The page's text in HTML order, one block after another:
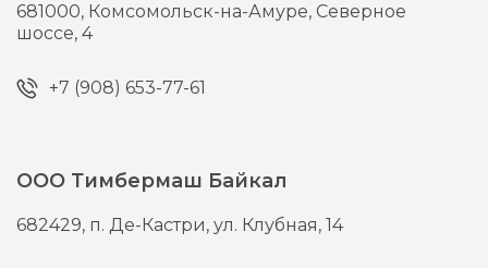
681000, Комсомольск-на-Амуре, Северное
шоссе, 4
+7 (908) 653-77-61
ООО Тимбермаш Байкал
682429, п. Де-Кастри,ул. Клубная, 14